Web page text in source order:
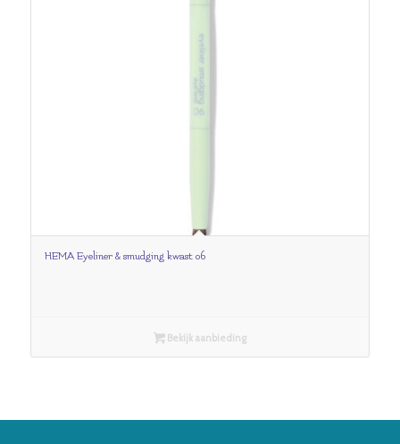
HEMA Eyeliner & smudging kwast 06
Bekijk aanbieding